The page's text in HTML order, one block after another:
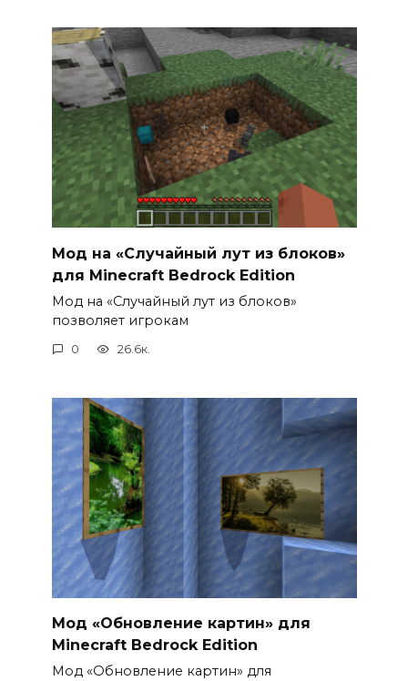
Мод на «Случайный лут из блоков»
для Minecraft Bedrock Edition
Мод на «Случайный лут из блоков»
позволяет игрокам
0 26.6к.
Мод «Обновление картин» для
Minecraft Bedrock Edition
Мод «Обновление картин» для